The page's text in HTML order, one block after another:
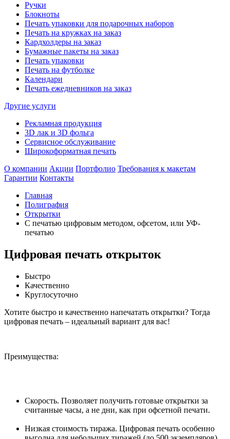
Ручки
Блокноты
Печать упаковки для подарочных наборов
Печать на кружках на заказ
Кардхолдеры на заказ
Бумажные пакеты на заказ
Печать упаковки
Печать на футболке
Календари
Печать ежедневников на заказ
Другие услуги
Рекламная продукция
3D лак и 3D фольга
Сервисное обслуживание
Широкоформатная печать
О компании Акции Портфолио Требования к макетам
Гарантии Контакты
Главная
Полиграфия
Открытки
С печатью цифровым методом, офсетом, или УФ-
печатью
Цифровая печать открыток
Быстро
Качественно
Круглосуточно
Хотите быстро и качественно напечатать открытки? Тогда
цифровая печать – идеальный вариант для вас!
Преимущества:
Скорость. Позволяет получить готовые открытки за
считанные часы, а не дни, как при офсетной печати.
Низкая стоимость тиража. Цифровая печать особенно